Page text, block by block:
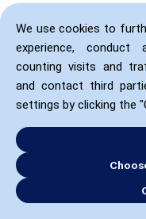
We use cookies to
experience, conduct
counting visits and
and contact third
settings by clicking the
De flesta förstår att
som granskar
välfungerande
många talar om är
det alltid gjort.
blir allt viktigare i en
offentliga samtalet
utan redaktionellt
och sanningar